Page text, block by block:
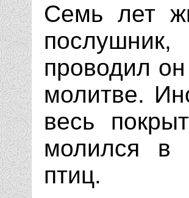
Семь лет
проводил
молитве.
весь
молился в
птиц.